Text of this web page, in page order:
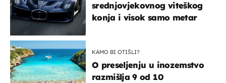
srednjovjekovnog viteškog
konja i visok samo metar
KAMO BI OTIŠLI?
O preseljenju u inozemstvo
razmišlja 9 od 10